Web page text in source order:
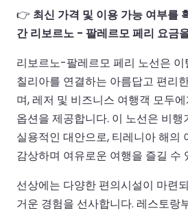
👉 최신 가격 및 이용 가능 여부를
간 리보르노 - 팔레르모 페리 요금
리보르노-팔레르모 페리 노선은 이
칠리아를 연결하는 아름답고 편리
며, 레저 및 비즈니스 여행객 모두
옵션을 제공합니다. 이 노선은 비행
실용적인 대안으로, 티레니아 해의
감상하며 여유로운 여행을 즐길 수
선상에는 다양한 편의시설이 마련
거운 경험을 선사합니다. 레스토랑